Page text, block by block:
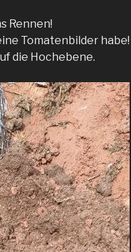
Rennen!
Tomatenbilder habe!
die Hochebene.